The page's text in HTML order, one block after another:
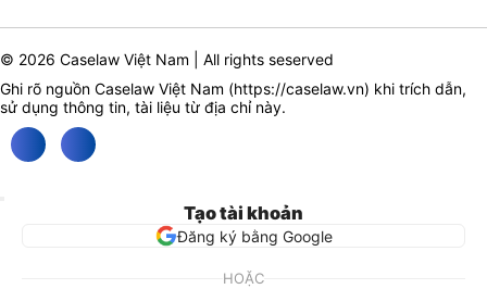
© 2026 Caselaw Việt Nam | All rights seserved
Ghi rõ nguồn Caselaw Việt Nam (https://caselaw.vn) khi trích dẫn,
sử dụng thông tin, tài liệu từ địa chỉ này.
Tạo tài khoản
Đăng ký bằng Google
HOẶC